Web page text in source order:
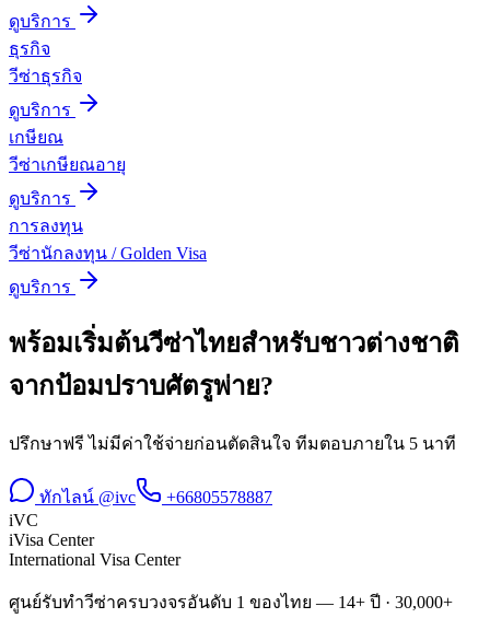
ดูบริการ
ธุรกิจ
วีซ่าธุรกิจ
ดูบริการ
เกษียณ
วีซ่าเกษียณอายุ
ดูบริการ
การลงทุน
วีซ่านักลงทุน / Golden Visa
ดูบริการ
พร้อมเริ่มต้นวีซ่าไทยสำหรับชาวต่างชาติ
จากป้อมปราบศัตรูพ่าย?
ปรึกษาฟรี ไม่มีค่าใช้จ่ายก่อนตัดสินใจ ทีมตอบภายใน 5 นาที
ทักไลน์ @ivc
+66805578887
iVC
iVisa Center
International Visa Center
ศูนย์รับทำวีซ่าครบวงจรอันดับ 1 ของไทย — 14+ ปี · 30,000+